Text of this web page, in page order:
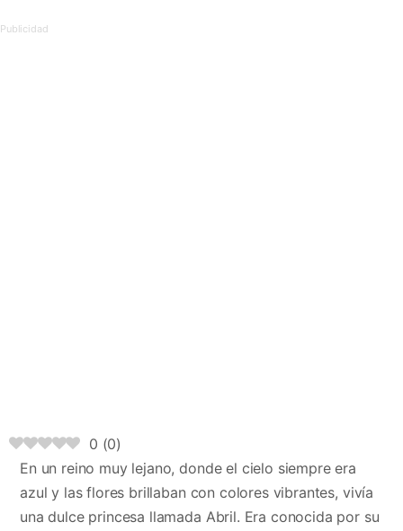
0 (0)
En un reino muy lejano, donde el cielo siempre era
azul y las flores brillaban con colores vibrantes, vivía
una dulce princesa llamada Abril. Era conocida por su